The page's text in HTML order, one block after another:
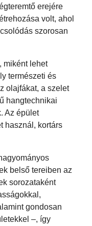
erejére
volt, ahol
szorosan
miként lehet
természeti és
olajfákat, a szelet
hangtechnikai
Az épület
használ, kortárs
belső tereiben az
sorozataként
gondosan
–, így